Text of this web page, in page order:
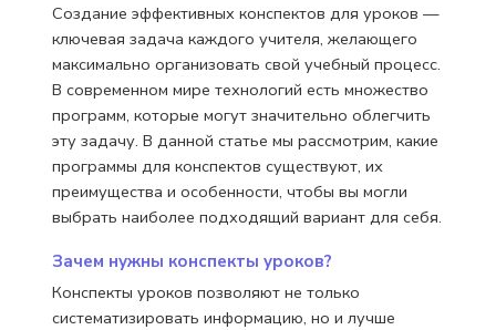
Создание эффективных конспектов для уроков —
ключевая задача каждого учителя, желающего
максимально организовать свой учебный процесс.
В современном мире технологий есть множество
программ, которые могут значительно облегчить
эту задачу. В данной статье мы рассмотрим, какие
программы для конспектов существуют, их
преимущества и особенности, чтобы вы могли
выбрать наиболее подходящий вариант для себя.
Зачем нужны конспекты уроков?
Конспекты уроков позволяют не только
систематизировать информацию, но и лучше